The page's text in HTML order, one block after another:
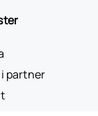
partner